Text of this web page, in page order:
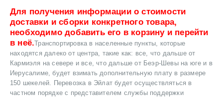
Для получения информации о стоимости
доставки и сборки конкретного товара,
необходимо добавить его в корзину и перейти
в неё.Транспортировка в населенные пункты, которые
находятся далеко от центра, такие как: все, что дальше от
Кармиэля на севере и все, что дальше от Беэр-Шевы на юге и в
Иерусалиме, будет взимать дополнительную плату в размере
150 шекелей. Перевозка в Эйлат будет осуществляться в
частном порядке с представителем службы поддержки